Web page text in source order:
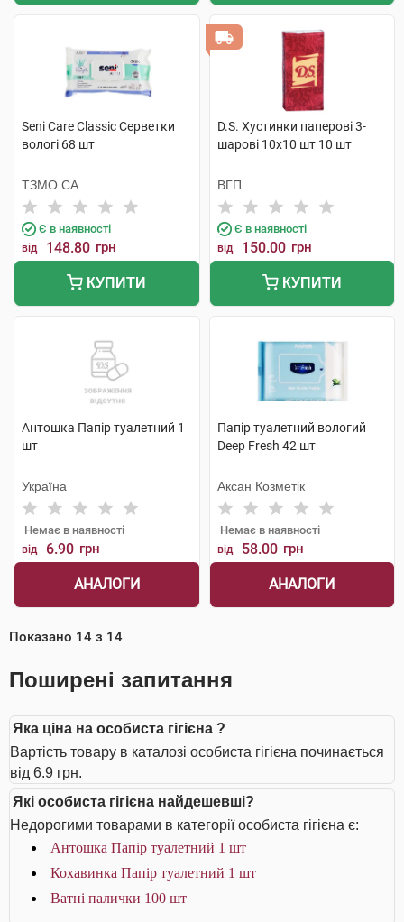
Seni Care Classic Серветки
вологі 68 шт
ТЗМО СА
Є в наявності
від 148.80 грн
КУПИТИ
D.S. Хустинки паперові 3-
шарові 10х10 шт 10 шт
ВГП
Є в наявності
від 150.00 грн
КУПИТИ
Антошка Папір туалетний 1
шт
Україна
Немає в наявності
від 6.90 грн
АНАЛОГИ
Папір туалетний вологий
Deep Fresh 42 шт
Аксан Козметік
Немає в наявності
від 58.00 грн
АНАЛОГИ
Показано 14 з 14
Поширені запитання
Яка ціна на особиста гігієна ?
Вартість товару в каталозі особиста гігієна починається
від 6.9 грн.
Які особиста гігієна найдешевші?
Недорогими товарами в категорії особиста гігієна є:
Антошка Папір туалетний 1 шт
Кохавинка Папір туалетний 1 шт
Ватні палички 100 шт